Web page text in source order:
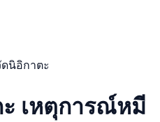
ดนิอิกาตะ
เหตุการณ์หมี